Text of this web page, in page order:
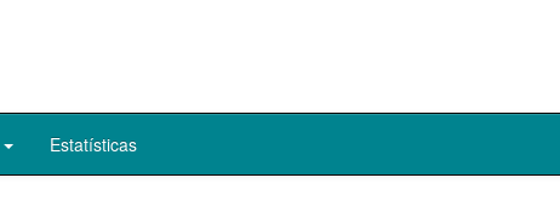
Estatísticas